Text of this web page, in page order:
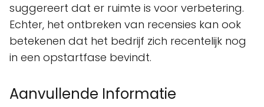
suggereert dat er ruimte is voor verbetering.
Echter, het ontbreken van recensies kan ook
betekenen dat het bedrijf zich recentelijk nog
in een opstartfase bevindt.
Aanvullende Informatie